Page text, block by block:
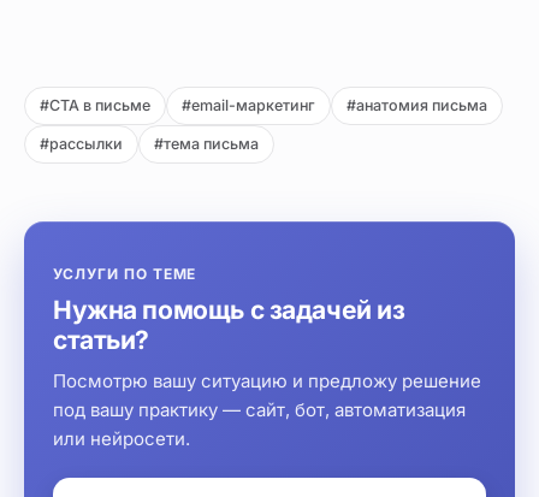
#CTA в письме #email-маркетинг #анатомия письма
#рассылки #тема письма
УСЛУГИ ПО ТЕМЕ
Нужна помощь с задачей из
статьи?
Посмотрю вашу ситуацию и предложу решение
под вашу практику — сайт, бот, автоматизация
или нейросети.